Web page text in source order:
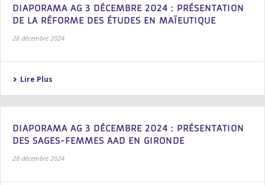
DIAPORAMA AG 3 DÉCEMBRE 2024 : PRÉSENTATION
DE LA RÉFORME DES ÉTUDES EN MAÏEUTIQUE
28 décembre 2024
Lire Plus
DIAPORAMA AG 3 DÉCEMBRE 2024 : PRÉSENTATION
DES SAGES-FEMMES AAD EN GIRONDE
28 décembre 2024